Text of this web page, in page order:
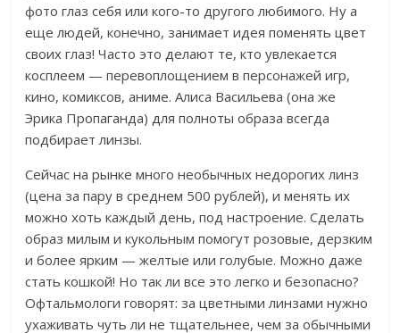
фото глаз себя или кого-то другого любимого. Ну а
еще людей, конечно, занимает идея поменять цвет
своих глаз! Часто это делают те, кто увлекается
косплеем — перевоплощением в персонажей игр,
кино, комиксов, аниме. Алиса Васильева (она же
Эрика Пропаганда) для полноты образа всегда
подбирает линзы.
Сейчас на рынке много необычных недорогих линз
(цена за пару в среднем 500 рублей), и менять их
можно хоть каждый день, под настроение. Сделать
образ милым и кукольным помогут розовые, дерзким
и более ярким — желтые или голубые. Можно даже
стать кошкой! Но так ли все это легко и безопасно?
Офтальмологи говорят: за цветными линзами нужно
ухаживать чуть ли не тщательнее, чем за обычными